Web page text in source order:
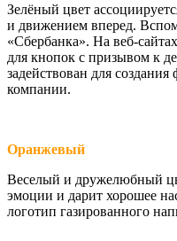
Зелёный цвет
и движением вперед.
«Сбербанка». На веб-
для кнопок с призывом к
задействован для
компании.
Оранжевый
Веселый и дружелюбный
эмоции и дарит хорошее
логотип газированного